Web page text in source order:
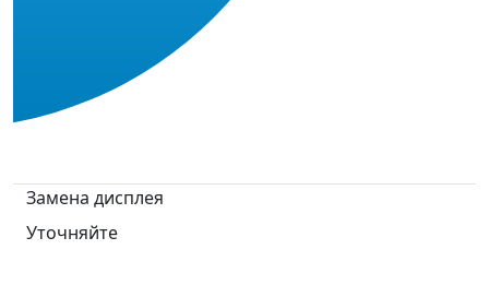
Замена дисплея
Уточняйте